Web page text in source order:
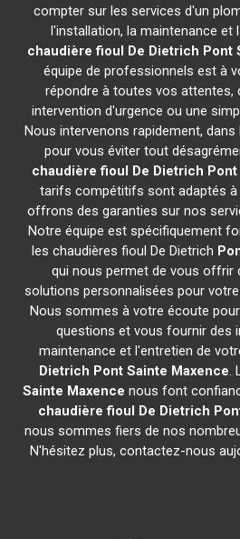
compter sur les services d'un
l'installation, la maintenance et
chaudière fioul De Dietrich Pont
équipe de professionnels est à
répondre à toutes vos attentes,
intervention d'urgence ou une
Nous intervenons rapidement,
pour vous éviter tout
chaudière fioul De Dietrich
tarifs compétitifs sont adaptés à
offrons des garanties sur nos
Notre équipe est spécifiquement
les chaudières fioul De Dietrich
qui nous permet de vous offrir
solutions personnalisées pour
Nous sommes à votre écoute
questions et vous fournir des
maintenance et l'entretien de
Dietrich Pont Sainte Maxence.
Sainte Maxence nous font
chaudière fioul De Dietrich
nous sommes fiers de nos
N'hésitez plus, contactez-nous